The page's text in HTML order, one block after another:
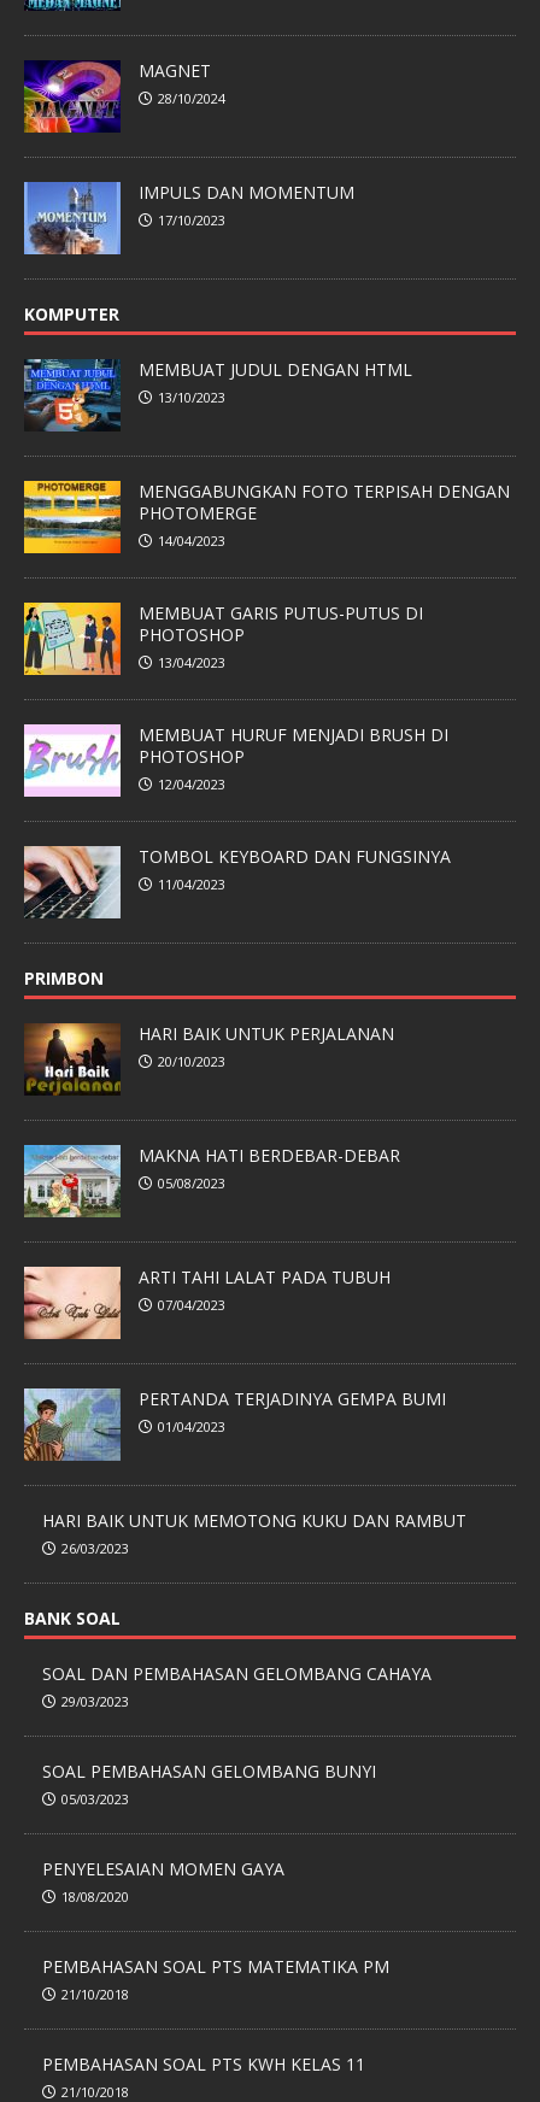
MAGNET
28/10/2024
IMPULS DAN MOMENTUM
17/10/2023
KOMPUTER
MEMBUAT JUDUL DENGAN HTML
13/10/2023
MENGGABUNGKAN FOTO TERPISAH DENGAN
PHOTOMERGE
14/04/2023
MEMBUAT GARIS PUTUS-PUTUS DI
PHOTOSHOP
13/04/2023
MEMBUAT HURUF MENJADI BRUSH DI
PHOTOSHOP
12/04/2023
TOMBOL KEYBOARD DAN FUNGSINYA
11/04/2023
PRIMBON
HARI BAIK UNTUK PERJALANAN
20/10/2023
MAKNA HATI BERDEBAR-DEBAR
05/08/2023
ARTI TAHI LALAT PADA TUBUH
07/04/2023
PERTANDA TERJADINYA GEMPA BUMI
01/04/2023
HARI BAIK UNTUK MEMOTONG KUKU DAN RAMBUT
26/03/2023
BANK SOAL
SOAL DAN PEMBAHASAN GELOMBANG CAHAYA
29/03/2023
SOAL PEMBAHASAN GELOMBANG BUNYI
05/03/2023
PENYELESAIAN MOMEN GAYA
18/08/2020
PEMBAHASAN SOAL PTS MATEMATIKA PM
21/10/2018
PEMBAHASAN SOAL PTS KWH KELAS 11
21/10/2018